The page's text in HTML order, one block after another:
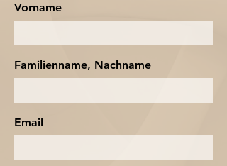
Vorname
Familienname, Nachname
Email